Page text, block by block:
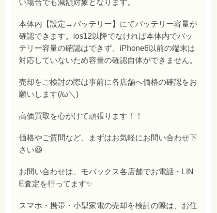
い場合でも減額対象となります。
本体内【設定→バッテリー】にてバッテリー容量が
確認できます。ios12以降でなければ本体内でバッ
テリー容量の確認はできず、iPhone6以前の端末は
対応していないため容量の確認自体ができません。
売却をご検討の際は事前に各店舗へ価格の確認をお
願いします(/ω＼)
高価買取を心がけて頑張ります！！
価格やご質問など、まずはお気軽にお問い合わせ下
さい😆
お問い合わせは、モバックス各店舗でお電話・LIN
E査定を行ってます✨
スマホ・携帯・小型家電の売却を検討の際は、お住